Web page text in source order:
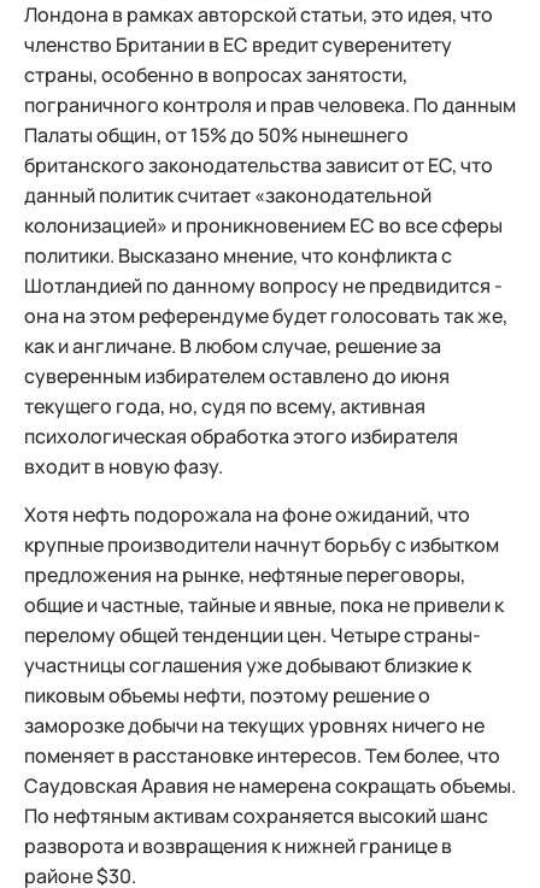
Лондона в рамках авторской статьи, это идея, что
членство Британии в ЕС вредит суверенитету
страны, особенно в вопросах занятости,
пограничного контроля и прав человека. По данным
Палаты общин, от 15% до 50% нынешнего
британского законодательства зависит от ЕС, что
данный политик считает «законодательной
колонизацией» и проникновением ЕС во все сферы
политики. Высказано мнение, что конфликта с
Шотландией по данному вопросу не предвидится -
она на этом референдуме будет голосовать так же,
как и англичане. В любом случае, решение за
суверенным избирателем оставлено до июня
текущего года, но, судя по всему, активная
психологическая обработка этого избирателя
входит в новую фазу.
Хотя нефть подорожала на фоне ожиданий, что
крупные производители начнут борьбу с избытком
предложения на рынке, нефтяные переговоры,
общие и частные, тайные и явные, пока не привели к
перелому общей тенденции цен. Четыре страны-
участницы соглашения уже добывают близкие к
пиковым объемы нефти, поэтому решение о
заморозке добычи на текущих уровнях ничего не
поменяет в расстановке интересов. Тем более, что
Саудовская Аравия не намерена сокращать объемы.
По нефтяным активам сохраняется высокий шанс
разворота и возвращения к нижней границе в
районе $30.